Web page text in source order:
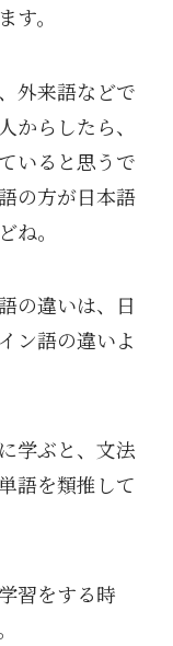
。
外来語などで
からしたら、
いると思うで
の方が日本語
ね。
の違いは、日
ン語の違いよ
学ぶと、文法
語を類推して
習をする時